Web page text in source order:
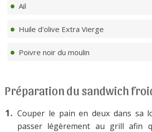
Ail
Huile d'olive Extra Vierge
Poivre noir du moulin
Préparation du sandwich
Couper le pain en deux dans sa
passer légèrement au grill afin